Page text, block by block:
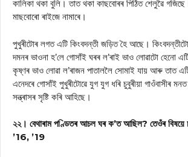
কালিকা থকা বুলি। তাত থকা কাছবোৰৰ পিঠিত শেলুৱৈ
মাছবোৰো ৰাইজে নামাৰে।
পুখুৰীটোৰ লগত এটি কিংবদন্তী জড়িত হৈ আছে।
দমনৰ ভাওনা হ’লে গোসাঁই ঘৰৰ ল’ৰাই ভাও লোৱাটো হেনো
কৃষ্ণৰ ভাও লোৱা ল’ৰাজন পাতাললৈ সোমাই যায় আৰু তাত
এনেদৰে গোসাঁই পুখুৰীটোৱে যুগ যুগ ধৰি চুবুৰীয়া গাওঁবাসীৰ
সন্ত্ৰাসৰ সৃষ্টি কৰি আহিছে।
২২। বেথাৰাম পণ্ডিতৰ আচল ঘৰ ক’ত আছিল? তেওঁৰ
’16, ’19